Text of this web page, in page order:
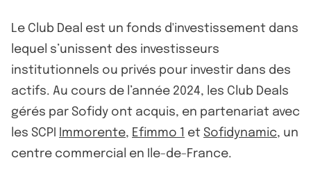
Le Club Deal est un fonds d'investissement dans
lequel s’unissent des investisseurs
institutionnels ou privés pour investir dans des
actifs. Au cours de l’année 2024, les Club Deals
gérés par Sofidy ont acquis, en partenariat avec
les SCPI
Immorente, Efimmo 1 et Sofidynamic, un
centre commercial en Ile-de-France.